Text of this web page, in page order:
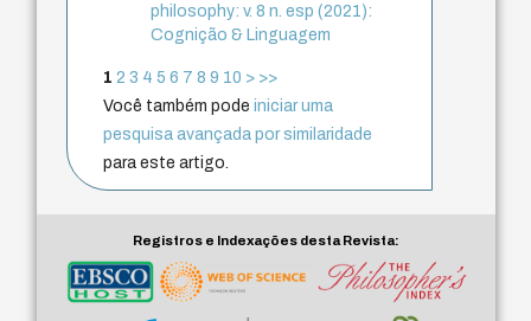
philosophy: v. 8 n. esp (2021):
Cognição & Linguagem
1 2 3 4 5 6 7 8 9 10 > >>
Você também podeiniciar uma
pesquisa avançada por similaridade
para este artigo.
Registros e Indexações desta Revista: